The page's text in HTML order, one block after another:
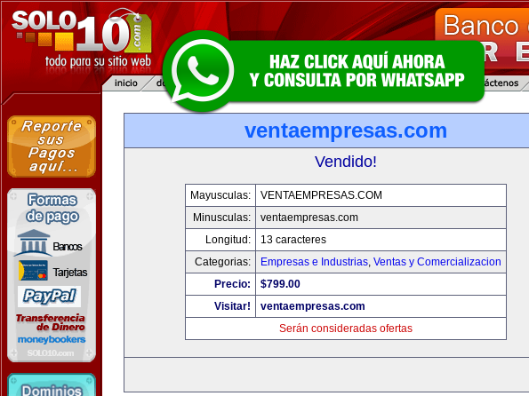
ventaempresas.com
Vendido!
Mayusculas:
VENTAEMPRESAS.COM
Minusculas:
ventaempresas.com
Longitud:
13 caracteres
Categorias:
Empresas e Industrias, Ventas y Comercializacion
Precio:
$799.00
Visitar!
ventaempresas.com
Serán consideradas ofertas